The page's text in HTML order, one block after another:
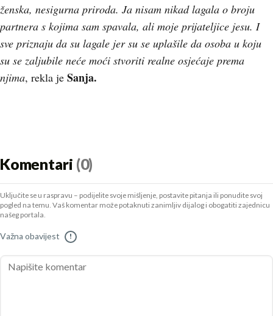
ženska, nesigurna priroda. Ja nisam nikad lagala o broju
partnera s kojima sam spavala, ali moje prijateljice jesu. I
sve priznaju da su lagale jer su se uplašile da osoba u koju
su se zaljubile neće moći stvoriti realne osjećaje prema
njima, rekla je Sanja.
Komentari (0)
Uključite se u raspravu – podijelite svoje mišljenje, postavite pitanja ili ponudite svoj
pogled na temu. Vaš komentar može potaknuti zanimljiv dijalog i obogatiti zajednicu
našeg portala.
Važna obavijest !